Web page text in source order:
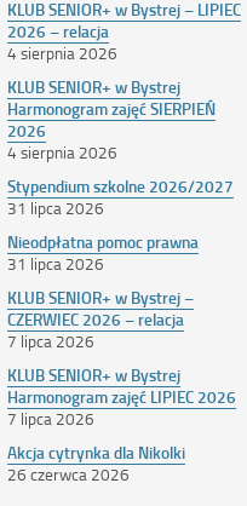
KLUB SENIOR+ w Bystrej – LIPIEC
2026 – relacja
4 sierpnia 2026
KLUB SENIOR+ w Bystrej
Harmonogram zajęć SIERPIEŃ
2026
4 sierpnia 2026
Stypendium szkolne 2026/2027
31 lipca 2026
Nieodpłatna pomoc prawna
31 lipca 2026
KLUB SENIOR+ w Bystrej –
CZERWIEC 2026 – relacja
7 lipca 2026
KLUB SENIOR+ w Bystrej
Harmonogram zajęć LIPIEC 2026
7 lipca 2026
Akcja cytrynka dla Nikolki
26 czerwca 2026